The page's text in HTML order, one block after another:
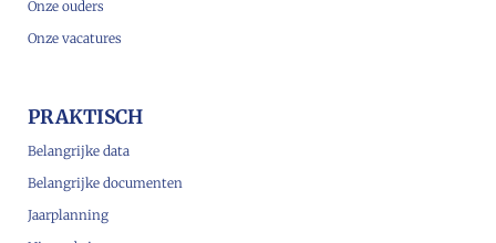
Onze ouders
Onze vacatures
PRAKTISCH
Belangrijke data
Belangrijke documenten
Jaarplanning